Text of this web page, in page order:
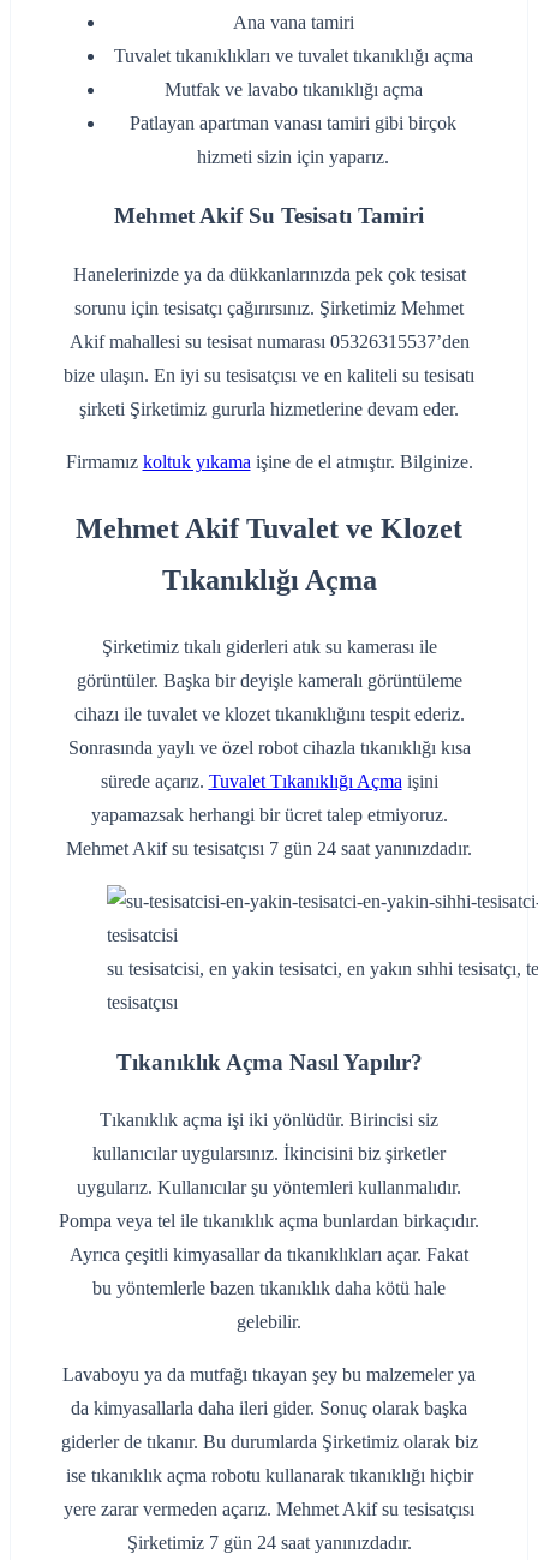
‌Ana vana tamiri
‌Tuvalet tıkanıklıkları ve tuvalet tıkanıklığı açma
‌Mutfak ve lavabo tıkanıklığı açma
‌Patlayan apartman vanası tamiri gibi birçok
hizmeti sizin için yaparız.
Mehmet Akif Su Tesisatı Tamiri
Hanelerinizde ya da dükkanlarınızda pek çok tesisat
sorunu için tesisatçı çağırırsınız. Şirketimiz Mehmet
Akif mahallesi su tesisat numarası 05326315537’den
bize ulaşın. En iyi su tesisatçısı ve en kaliteli su tesisatı
şirketi Şirketimiz gururla hizmetlerine devam eder.
Firmamız koltuk yıkama işine de el atmıştır. Bilginize.
Mehmet Akif Tuvalet ve Klozet
Tıkanıklığı Açma
Şirketimiz tıkalı giderleri atık su kamerası ile
görüntüler. Başka bir deyişle kameralı görüntüleme
cihazı ile tuvalet ve klozet tıkanıklığını tespit ederiz.
Sonrasında yaylı ve özel robot cihazla tıkanıklığı kısa
sürede açarız. Tuvalet Tıkanıklığı Açma işini
yapamazsak herhangi bir ücret talep etmiyoruz.
Mehmet Akif su tesisatçısı 7 gün 24 saat yanınızdadır.
su tesisatcisi, en yakin tesisatci, en yakın sıhhi tesisatçı,
tesisatçısı
Tıkanıklık Açma Nasıl Yapılır?
Tıkanıklık açma işi iki yönlüdür. Birincisi siz
kullanıcılar uygularsınız. İkincisini biz şirketler
uygularız. Kullanıcılar şu yöntemleri kullanmalıdır.
Pompa veya tel ile tıkanıklık açma bunlardan birkaçıdır.
Ayrıca çeşitli kimyasallar da tıkanıklıkları açar. Fakat
bu yöntemlerle bazen tıkanıklık daha kötü hale
gelebilir.
Lavaboyu ya da mutfağı tıkayan şey bu malzemeler ya
da kimyasallarla daha ileri gider. Sonuç olarak başka
giderler de tıkanır. Bu durumlarda Şirketimiz olarak biz
ise tıkanıklık açma robotu kullanarak tıkanıklığı hiçbir
yere zarar vermeden açarız. Mehmet Akif su tesisatçısı
Şirketimiz 7 gün 24 saat yanınızdadır.